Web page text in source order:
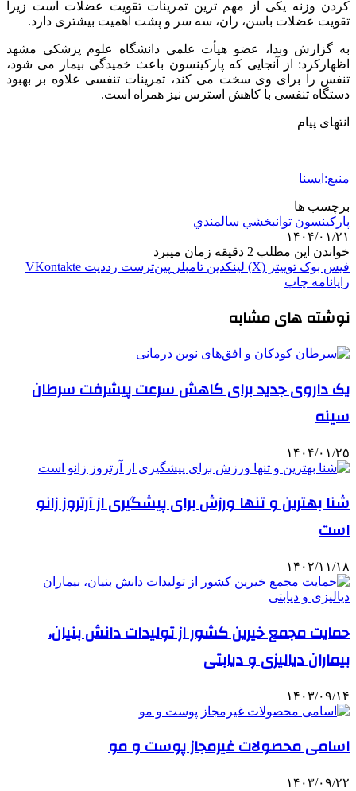
کردن وزنه یکی از مهم ترین تمرینات تقویت عضلات است زیرا
تقویت عضلات باسن، ران، سه سر و پشت اهمیت بیشتری دارد.
به گزارش وبدا، عضو هیأت علمی دانشگاه علوم پزشکی مشهد
اظهارکرد: از آنجایی که پارکینسون باعث خمیدگی بیمار می شود،
تنفس را برای وی سخت می کند، تمرینات تنفسی علاوه بر بهبود
دستگاه تنفسی با کاهش استرس نیز همراه است.
انتهای پیام
منبع:ایسنا
برچسب ها
پارکینسون توانبخشي سالمندي
۱۴۰۴/۰۱/۲۱
خواندن این مطلب 2 دقیقه زمان میبرد
فیس بوک توییتر (X) لینکدین ‫تامبلر ‫پین‌ترست ‫رددیت ‫VKontakte
رایانامه چاپ
نوشته های مشابه
یک داروی جدید برای کاهش سرعت پیشرفت سرطان
سینه
۱۴۰۴/۰۱/۲۵
شنا بهترین و تنها ورزش برای پیشگیری از آرتروز زانو
است
۱۴۰۲/۱۱/۱۸
حمایت مجمع خیرین کشور از تولیدات دانش بنیان،
بیماران دیالیزی و دیابتی
۱۴۰۳/۰۹/۱۴
اسامی محصولات غیرمجاز پوست و مو
۱۴۰۳/۰۹/۲۲